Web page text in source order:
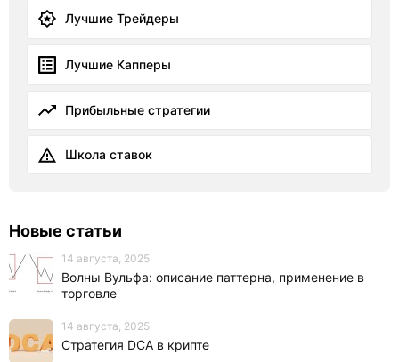
Лучшие Трейдеры
Лучшие Капперы
Прибыльные стратегии
Школа ставок
Новые статьи
14 августа, 2025
Волны Вульфа: описание паттерна, применение в
торговле
14 августа, 2025
Стратегия DCA в крипте